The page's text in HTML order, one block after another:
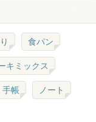
食パン
キミックス
手帳 ノート